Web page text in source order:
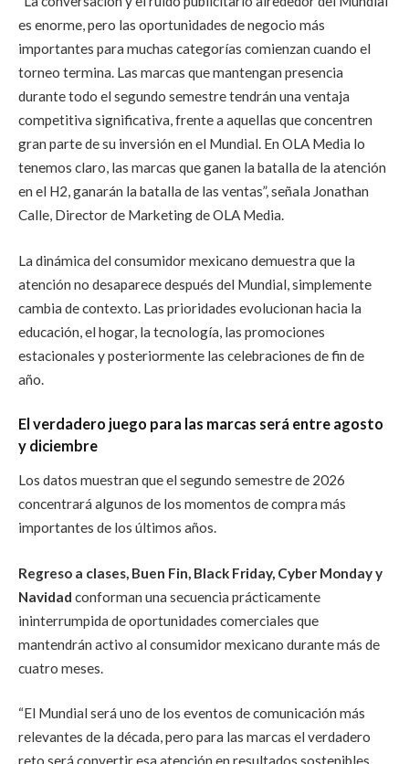
es enorme, pero las oportunidades de negocio más
importantes para muchas categorías comienzan cuando el
torneo termina. Las marcas que mantengan presencia
durante todo el segundo semestre tendrán una ventaja
competitiva significativa, frente a aquellas que concentren
gran parte de su inversión en el Mundial. En OLA Media lo
tenemos claro, las marcas que ganen la batalla de la atención
en el H2, ganarán la batalla de las ventas”, señala Jonathan
Calle, Director de Marketing de OLA Media.
La dinámica del consumidor mexicano demuestra que la
atención no desaparece después del Mundial, simplemente
cambia de contexto. Las prioridades evolucionan hacia la
educación, el hogar, la tecnología, las promociones
estacionales y posteriormente las celebraciones de fin de
año.
El verdadero juego para las marcas será entre agosto
y diciembre
Los datos muestran que el segundo semestre de 2026
concentrará algunos de los momentos de compra más
importantes de los últimos años.
Regreso a clases, Buen Fin, Black Friday, Cyber Monday y
Navidad conforman una secuencia prácticamente
ininterrumpida de oportunidades comerciales que
mantendrán activo al consumidor mexicano durante más de
cuatro meses.
“El Mundial será uno de los eventos de comunicación más
relevantes de la década, pero para las marcas el verdadero
reto será convertir esa atención en resultados sostenibles